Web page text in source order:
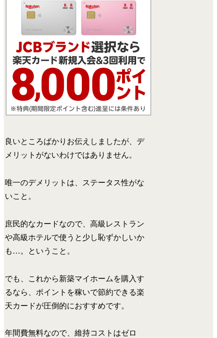
良いところばかりお伝えしましたが、デ
メリットがないわけではありません。
唯一のデメリットは、ステータス性がな
いこと。
庶民的なカードなので、高級レストラン
や高級ホテルで使うと少し恥ずかしいか
も…。ということ。
でも、これから新築マイホームを購入す
るなら、ポイントを稼いで節約できる楽
天カードが圧倒的におすすめです。
年間費無料なので、維持コストはゼロ